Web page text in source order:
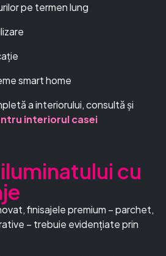
pe termen lung
smart home
a interiorului, consultă și
interiorul casei
cu
finisajele premium – parchet,
– trebuie evidențiate prin